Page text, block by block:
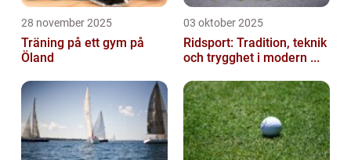
28 november 2025
Träning på ett gym på
Öland
03 oktober 2025
Ridsport: Tradition, teknik
och trygghet i modern ...